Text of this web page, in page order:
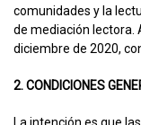
comunidades y la
de mediación lectora.
diciembre de 2020,
2. CONDICIONES